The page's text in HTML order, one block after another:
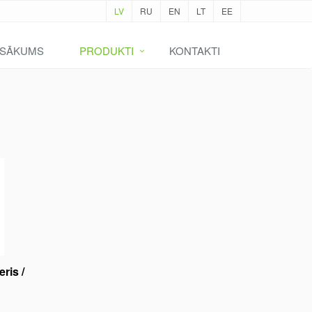
LV RU EN LT EE
SĀKUMS PRODUKTI KONTAKTI
/